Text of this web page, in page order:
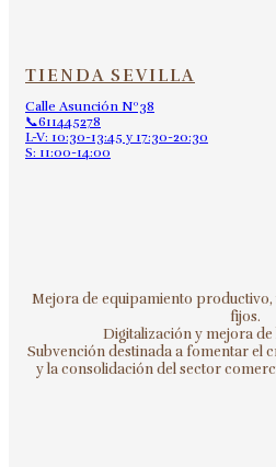
TIENDA SEVILLA
Calle Asunción Nº38
📞611445278
L-V: 10:30-13:45 y 17:30-20:30
S: 11:00-14:00
Mejora de equipamiento productivo,
fijos.
Digitalización y mejora
Subvención destinada a fomentar el
y la consolidación del sector